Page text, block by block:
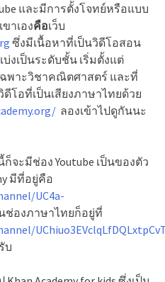
และมีการตั้งโจทย์หรือแบบ
าเองคือเว็บ
ซึ่งมีเนื้อหาที่เป็นวิดีโอสอน
งเป็นระดับชั้น เริ่มตั้งแต่
ฉพาะวิชาคณิตศาสตร์ และที่
โอที่เป็นเสียงภาษาไทยด้วย
ลองเข้าไปดูกันนะ
จะมีช่อง Youtube เป็นของตัว
มีที่อยู่คือ
UC4a-
ช่องภาษาไทยก็อยู่ที่
บ